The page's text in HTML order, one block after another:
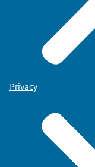
Privacy